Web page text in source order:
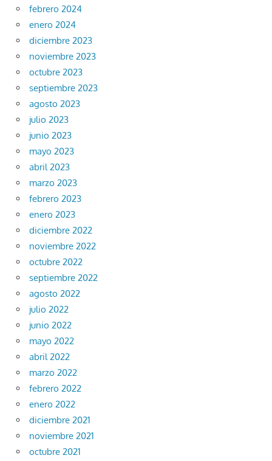
febrero 2024
enero 2024
diciembre 2023
noviembre 2023
octubre 2023
septiembre 2023
agosto 2023
julio 2023
junio 2023
mayo 2023
abril 2023
marzo 2023
febrero 2023
enero 2023
diciembre 2022
noviembre 2022
octubre 2022
septiembre 2022
agosto 2022
julio 2022
junio 2022
mayo 2022
abril 2022
marzo 2022
febrero 2022
enero 2022
diciembre 2021
noviembre 2021
octubre 2021